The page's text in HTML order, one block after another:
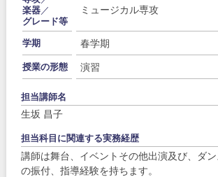
楽器／
グレード等
ミュージカル専攻
学期 春学期
授業の形態 演習
担当講師名
生坂 昌子
担当科目に関連する実務経歴
講師は舞台、イベントその他出演及び、ダ
の振付、指導経験を持ちます。